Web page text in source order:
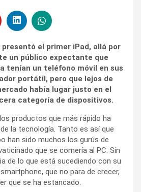
presentó el primer iPad, allá por
un público expectante que
tenían un teléfono móvil en sus
portátil, pero que lejos de
había lugar justo en el
categoría de dispositivos.
productos que más rápido ha
la tecnología. Tanto es así que
han sido muchos los gurús de
que se comería al PC. Sin
de lo que está sucediendo con su
que no para de crecer,
que se ha estancado.